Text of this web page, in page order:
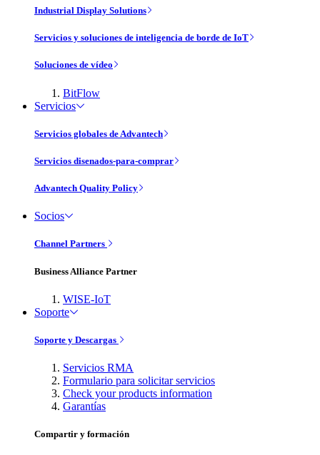
Industrial Display Solutions
Servicios y soluciones de inteligencia de borde de IoT
Soluciones de vídeo
BitFlow
Servicios
Servicios globales de Advantech
Servicios disenados-para-comprar
Advantech Quality Policy
Socios
Channel Partners
Business Alliance Partner
WISE-IoT
Soporte
Soporte y Descargas
Servicios RMA
Formulario para solicitar servicios
Check your products information
Garantías
Compartir y formación